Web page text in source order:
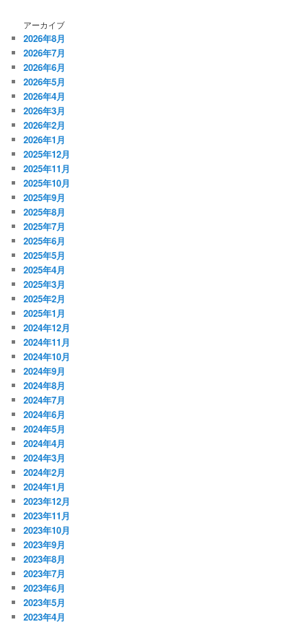
アーカイブ
2026年8月
2026年7月
2026年6月
2026年5月
2026年4月
2026年3月
2026年2月
2026年1月
2025年12月
2025年11月
2025年10月
2025年9月
2025年8月
2025年7月
2025年6月
2025年5月
2025年4月
2025年3月
2025年2月
2025年1月
2024年12月
2024年11月
2024年10月
2024年9月
2024年8月
2024年7月
2024年6月
2024年5月
2024年4月
2024年3月
2024年2月
2024年1月
2023年12月
2023年11月
2023年10月
2023年9月
2023年8月
2023年7月
2023年6月
2023年5月
2023年4月